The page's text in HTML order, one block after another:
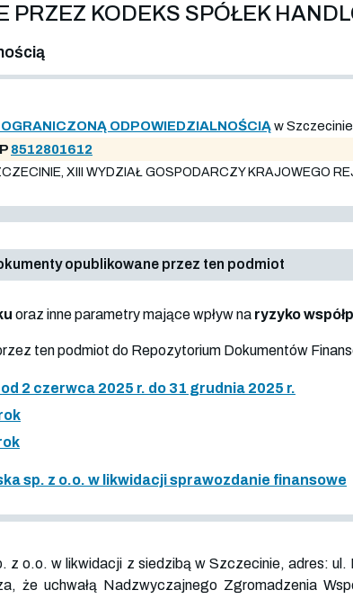
PRZEZ KODEKS SPÓŁEK
ODPOWIEDZIALNOŚCIĄw Szczecinie
8512801612
XIII WYDZIAŁ GOSPODARCZY KRAJOWEGO
opublikowane przez ten podmiot
oraz inne parametry mające wpływ na ryzyko
ten podmiot do Repozytorium Dokumentów
2 czerwca 2025 r. do 31 grudnia 2025 r.
sp. z o.o. w likwidacji sprawozdanie finansowe
z o.o. w likwidacji z siedzibą w Szczecinie, adres:
że uchwałą Nadzwyczajnego Zgromadzenia